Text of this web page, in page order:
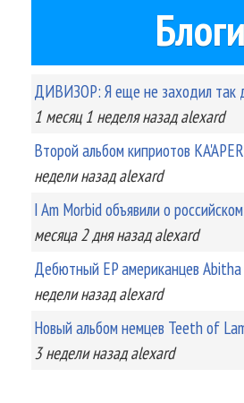
Блоги
ДИВИЗОР: Я еще не заходил так
1 месяц 1 неделяназад alexard
Второй альбом киприотов KA'APER
неделиназад alexard
I Am Morbid объявили о
месяца 2 дняназад alexard
Дебютный EP американцев Abitha
неделиназад alexard
Новый альбом немцев Teeth of
3 неделиназад alexard